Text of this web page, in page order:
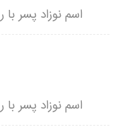
اسم نوزاد پسر
اسم نوزاد پسر